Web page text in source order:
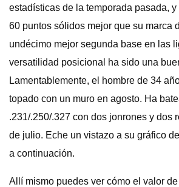
estadísticas de la temporada pasada,
60 puntos sólidos mejor que su marca
undécimo mejor segunda base en las
versatilidad posicional ha sido una
Lamentablemente, el hombre de 34
topado con un muro en agosto. Ha
.231/.250/.327 con dos jonrones y dos
de julio. Eche un vistazo a su gráfico
a continuación.
Allí mismo puedes ver cómo el valor